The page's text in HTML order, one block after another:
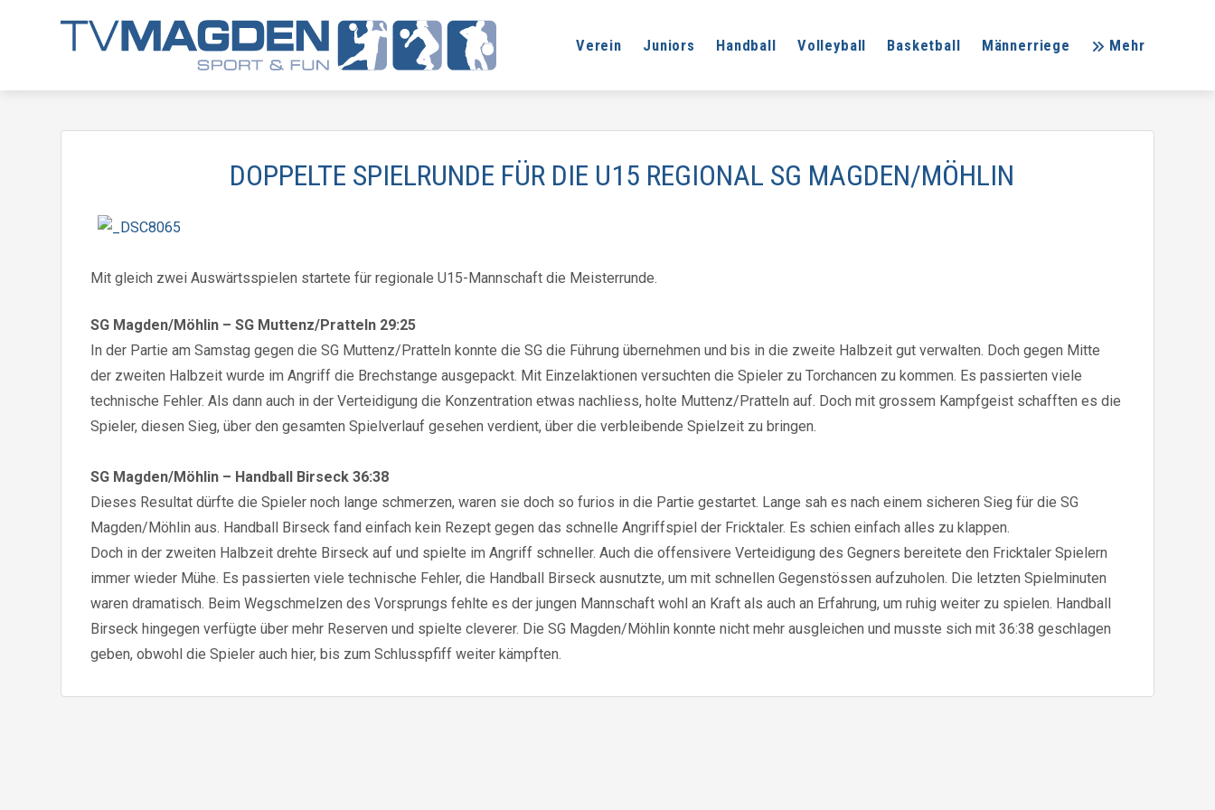
Verein Juniors Handball Volleyball Basketball Männerriege Mehr
DOPPELTE SPIELRUNDE FÜR DIE U15 REGIONAL SG MAGDEN/MÖHLIN
Mit gleich zwei Auswärtsspielen startete für regionale U15-Mannschaft die Meisterrunde.
SG Magden/Möhlin – SG Muttenz/Pratteln 29:25
In der Partie am Samstag gegen die SG Muttenz/Pratteln konnte die SG die Führung übernehmen und bis in die zweite Halbzeit gut verwalten. Doch gegen Mitte
der zweiten Halbzeit wurde im Angriff die Brechstange ausgepackt. Mit Einzelaktionen versuchten die Spieler zu Torchancen zu kommen. Es passierten viele
technische Fehler. Als dann auch in der Verteidigung die Konzentration etwas nachliess, holte Muttenz/Pratteln auf. Doch mit grossem Kampfgeist schafften es die
Spieler, diesen Sieg, über den gesamten Spielverlauf gesehen verdient, über die verbleibende Spielzeit zu bringen.
SG Magden/Möhlin – Handball Birseck 36:38
Dieses Resultat dürfte die Spieler noch lange schmerzen, waren sie doch so furios in die Partie gestartet. Lange sah es nach einem sicheren Sieg für die SG
Magden/Möhlin aus. Handball Birseck fand einfach kein Rezept gegen das schnelle Angriffspiel der Fricktaler. Es schien einfach alles zu klappen.
Doch in der zweiten Halbzeit drehte Birseck auf und spielte im Angriff schneller. Auch die offensivere Verteidigung des Gegners bereitete den Fricktaler Spielern
immer wieder Mühe. Es passierten viele technische Fehler, die Handball Birseck ausnutzte, um mit schnellen Gegenstössen aufzuholen. Die letzten Spielminuten
waren dramatisch. Beim Wegschmelzen des Vorsprungs fehlte es der jungen Mannschaft wohl an Kraft als auch an Erfahrung, um ruhig weiter zu spielen. Handball
Birseck hingegen verfügte über mehr Reserven und spielte cleverer. Die SG Magden/Möhlin konnte nicht mehr ausgleichen und musste sich mit 36:38 geschlagen
geben, obwohl die Spieler auch hier, bis zum Schlusspfiff weiter kämpften.